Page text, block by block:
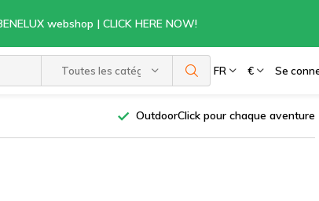
Toutes les catégories FR € Se
webshop | CLICK HERE NOW!
OutdoorClick pour chaque aventure